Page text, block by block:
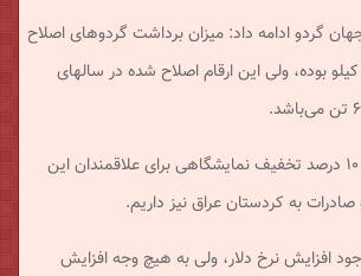
گردو ادامه داد: میزان برداشت گردوهای اصلاح
نشده بین ۱۰۰۰ تا ۱۵۰۰ کیلو بوده، ولی این ارقام اصلاح شده در سالهای
وی خاطرنشان کرد : ما ۱۰ درصد تخفیف نمایشگاهی برای علاقمندان این
به کردستان عراق نیز داریم.
افزایش نرخ دلار، ولی به هیچ وجه افزایش